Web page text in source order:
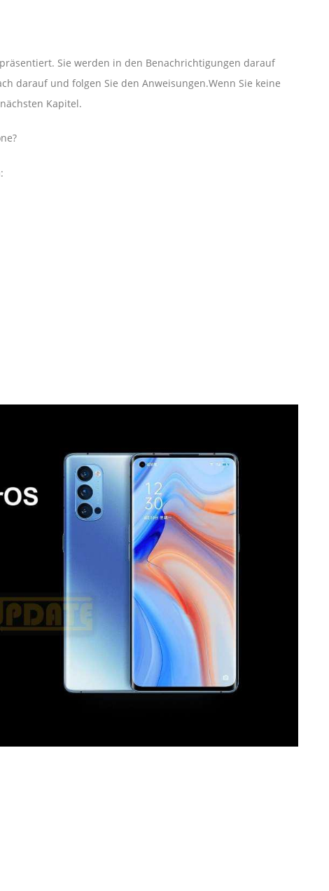
Sie werden in den Benachrichtigungen darauf
darauf und folgen Sie den Anweisungen.Wenn Sie keine
Kapitel.